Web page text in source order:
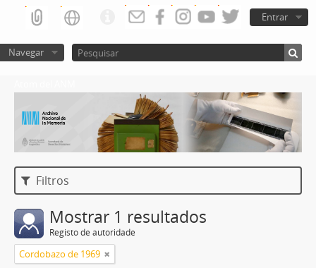
Entrar
Navegar
Filtros
Mostrar 1 resultados
Registo de autoridade
Cordobazo de 1969